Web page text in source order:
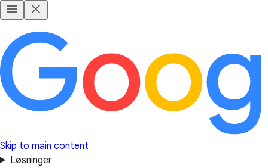
Skip to main content
Løsninger